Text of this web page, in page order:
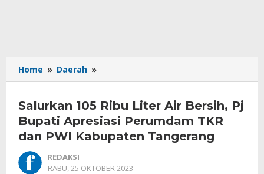
Home » Daerah »
105
Liter
Air
Bersih,
Pj
Apresiasi
Salurkan 105 Ribu Liter Air Bersih, Pj
Bupati Apresiasi Perumdam TKR
dan PWI Kabupaten Tangerang
REDAKSI
RABU, 25 OKTOBER 2023